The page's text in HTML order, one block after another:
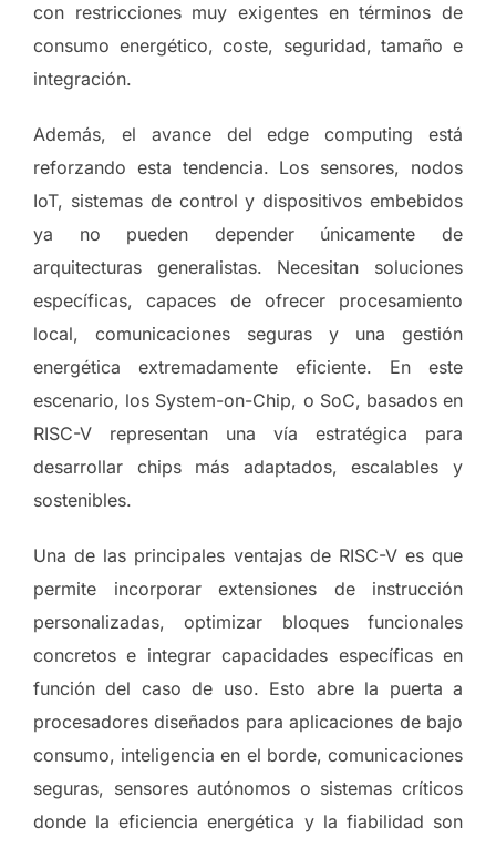
con restricciones muy exigentes en términos de
consumo energético, coste, seguridad, tamaño e
integración.
Además, el avance del edge computing está
reforzando esta tendencia. Los sensores, nodos
IoT, sistemas de control y dispositivos embebidos
ya no pueden depender únicamente de
arquitecturas generalistas. Necesitan soluciones
específicas, capaces de ofrecer procesamiento
local, comunicaciones seguras y una gestión
energética extremadamente eficiente. En este
escenario, los System-on-Chip, o SoC, basados en
RISC-V representan una vía estratégica para
desarrollar chips más adaptados, escalables y
sostenibles.
Una de las principales ventajas de RISC-V es que
permite incorporar extensiones de instrucción
personalizadas, optimizar bloques funcionales
concretos e integrar capacidades específicas en
función del caso de uso. Esto abre la puerta a
procesadores diseñados para aplicaciones de bajo
consumo, inteligencia en el borde, comunicaciones
seguras, sensores autónomos o sistemas críticos
donde la eficiencia energética y la fiabilidad son